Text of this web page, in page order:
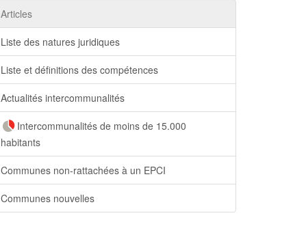
Articles
Liste des natures juridiques
Liste et définitions des compétences
Actualités intercommunalités
Intercommunalités de moins de 15.000
habitants
Communes non-rattachées à un EPCI
Communes nouvelles